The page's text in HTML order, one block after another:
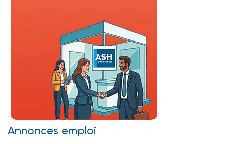
Annonces emploi